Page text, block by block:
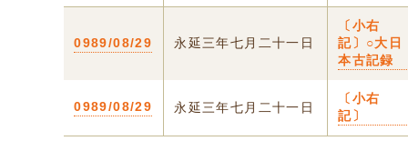
0989/08/29 永延三年七月二十一日
〔小右
記〕○大日
本古記録
0989/08/29 永延三年七月二十一日
〔小右
記〕